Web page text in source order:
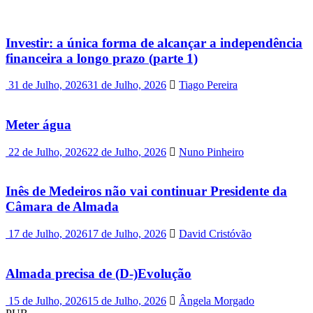
Investir: a única forma de alcançar a independência
financeira a longo prazo (parte 1)
31 de Julho, 202631 de Julho, 2026 Tiago Pereira
Meter água
22 de Julho, 202622 de Julho, 2026 Nuno Pinheiro
Inês de Medeiros não vai continuar Presidente da
Câmara de Almada
17 de Julho, 202617 de Julho, 2026 David Cristóvão
Almada precisa de (D-)Evolução
15 de Julho, 202615 de Julho, 2026
Ângela Morgado